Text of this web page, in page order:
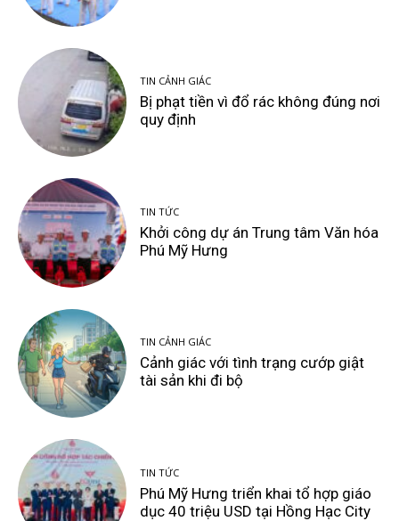
TIN CẢNH GIÁC
Bị phạt tiền vì đổ rác không đúng nơi
quy định
TIN TỨC
Khởi công dự án Trung tâm Văn hóa
Phú Mỹ Hưng
TIN CẢNH GIÁC
Cảnh giác với tình trạng cướp giật
tài sản khi đi bộ
TIN TỨC
Phú Mỹ Hưng triển khai tổ hợp giáo
dục 40 triệu USD tại Hồng Hạc City